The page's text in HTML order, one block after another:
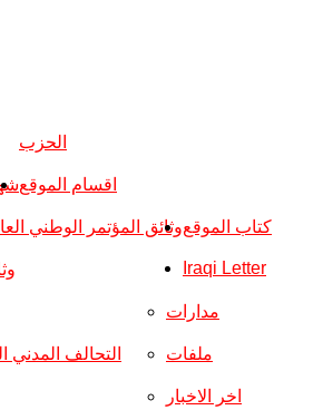
الحزب
وثائق المؤتمر الوطني
اقسام الموقع
التحالف المدني
مدارات
ملفات
اخر الاخبار
كتاب الموقع
Iraqi Letter